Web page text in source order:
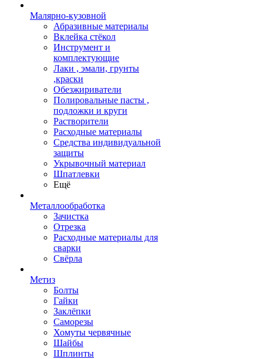
Малярно-кузовной
Абразивные материалы
Вклейка стёкол
Инструмент и
комплектующие
Лаки , эмали, грунты
,краски
Обезжириватели
Полировальные пасты ,
подложки и круги
Растворители
Расходные материалы
Средства индивидуальной
защиты
Укрывочный материал
Шпатлевки
Ещё
Металлообработка
Зачистка
Отрезка
Расходные материалы для
сварки
Свёрла
Метиз
Болты
Гайки
Заклёпки
Саморезы
Хомуты червячные
Шайбы
Шплинты